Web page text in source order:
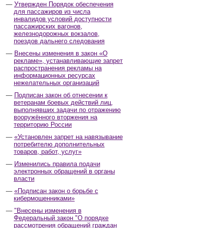
Утвержден Порядок обеспечения
для пассажиров из числа
инвалидов условий доступности
пассажирских вагонов,
железнодорожных вокзалов,
поездов дальнего следования
Внесены изменения в закон «О
рекламе», устанавливающие запрет
распространения рекламы на
информационных ресурсах
нежелательных организаций
Подписан закон об отнесении к
ветеранам боевых действий лиц,
выполнявших задачи по отражению
вооружённого вторжения на
территорию России
«Установлен запрет на навязывание
потребителю дополнительных
товаров, работ, услуг»
Изменились правила подачи
электронных обращений в органы
власти
«Подписан закон о борьбе с
кибермошенниками»
"Внесены изменения в
Федеральный закон "О порядке
рассмотрения обращений граждан